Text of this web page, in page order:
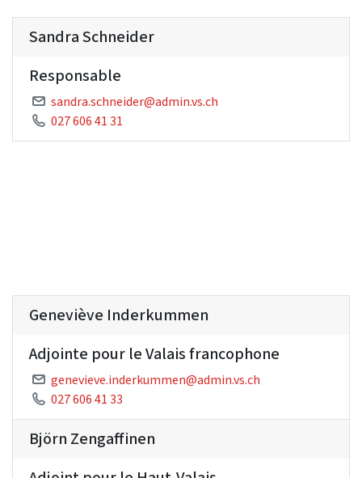
Sandra Schneider
Responsable
sandra.schneider@admin.vs.ch
027 606 41 31
Geneviève Inderkummen
Adjointe pour le Valais francophone
genevieve.inderkummen@admin.vs.ch
027 606 41 33
Björn Zengaffinen